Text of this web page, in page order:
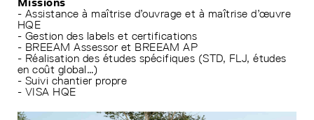
- Assistance à maîtrise d’ouvrage et à maîtrise d’œuvre
HQE
- Gestion des labels et certifications
- BREEAM Assessor et BREEAM AP
- Réalisation des études spécifiques (STD, FLJ, études
en coût global…)
- Suivi chantier propre
- VISA HQE